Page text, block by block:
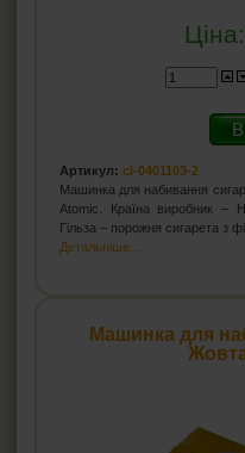
Ціна:
В
Артикул: cl-0401103-2
Машинка для набивання
Atomic. Країна виробник –
Гільза – порожня сигарета з
Детальніше...
Машинка для